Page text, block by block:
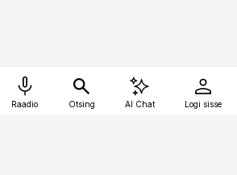
Raadio Otsing AI Chat Logi sisse